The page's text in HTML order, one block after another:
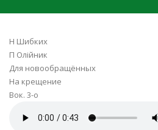
Н Шибких
П Олійник
Для новообращённых
На крещение
Вок. 3-о